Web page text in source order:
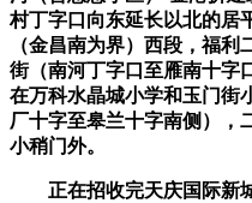
村丁字口向东延长以北的居
（金昌南为界）西段，福
街（南河丁字口至雁南十字
在万科水晶城小学和玉门街
厂十字至皋兰十字南侧），
小稍门外。
正在招收完天庆国际新城